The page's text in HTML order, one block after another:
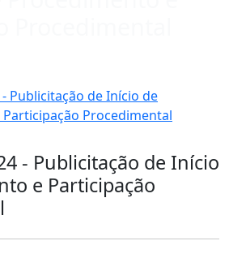
- Publicitação de Início de
Procedimental
- Publicitação de Início
e Participação